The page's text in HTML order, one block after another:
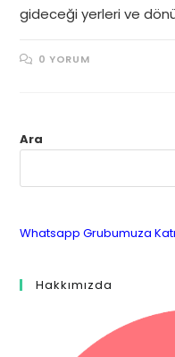
gideceği yerleri ve
0 YORUM
Ara
Whatsapp Grubumuza
Hakkımızda